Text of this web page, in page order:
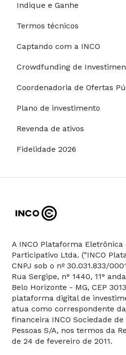
Depósitos e saques
Processo de investimento
Modalidades de
Riscos e garantias
Restrições para
Meu desempenho
Indique e Ganhe
Termos técnicos
Captando com a INCO
Crowdfunding de
Coordenadoria de Ofertas
Plano de investimento
Revenda de ativos
Fidelidade 2026
A INCO Plataforma
Participativo Ltda. ("INCO
CNPJ sob o nº 30.031.833/
Rua Sergipe, n° 1440, 11°
Belo Horizonte - MG, CEP
plataforma digital de
atua como correspondente
financeira INCO Sociedade
Pessoas S/A, nos termos da
de 24 de fevereiro de 2011.